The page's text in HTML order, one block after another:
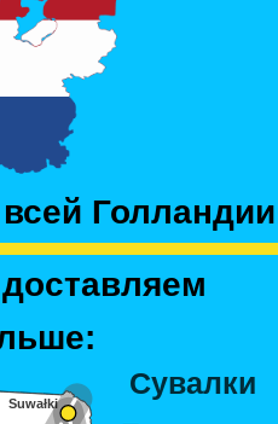
Голландии